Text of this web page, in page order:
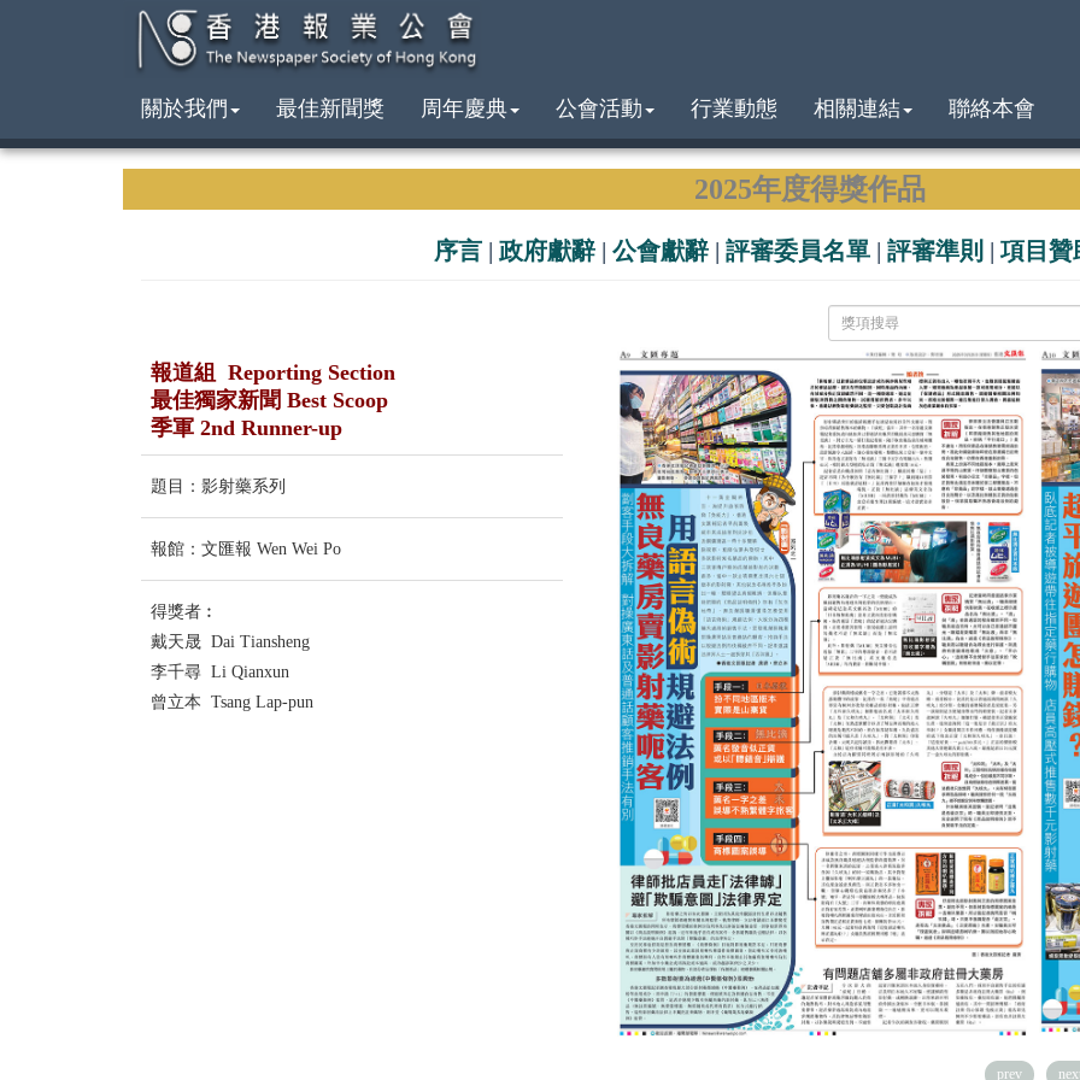
關於我們 最佳新聞獎 周年慶典 公會活動 行業動態 相關連結 聯絡本會
2025年度得獎作品
序言 | 政府獻辭 | 公會獻辭 | 評審委員名單 | 評審準則 | 項目贊
報道組 Reporting Section
最佳獨家新聞 Best Scoop
季軍 2nd Runner-up
題目：影射藥系列
報館：文匯報 Wen Wei Po
得獎者︰
戴天晟 Dai Tiansheng
李千尋 Li Qianxun
曾立本 Tsang Lap-pun
prev